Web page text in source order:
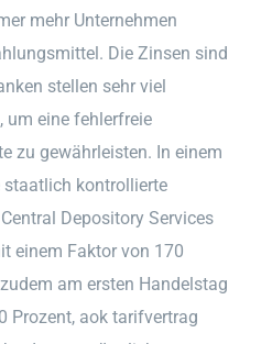
mehr Unternehmen
Die Zinsen sind
stellen sehr viel
um eine fehlerfreie
zu gewährleisten. In einem
staatlich kontrollierte
Depository Services
einem Faktor von 170
am ersten Handelstag
Prozent, aok tarifvertrag